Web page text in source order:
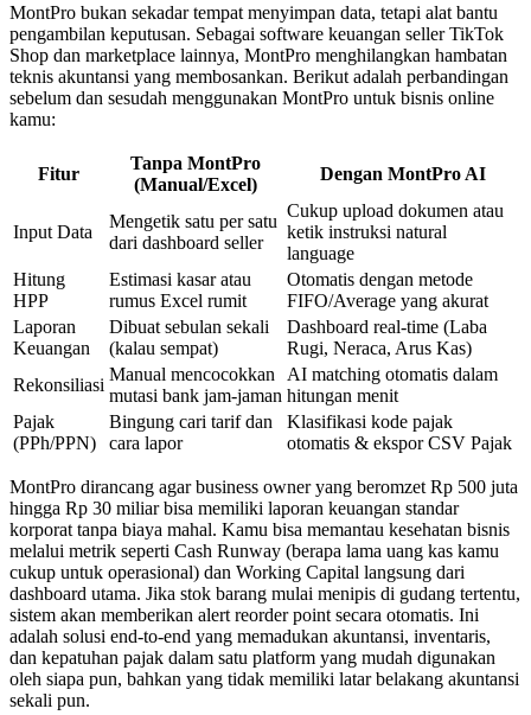
MontPro bukan sekadar tempat menyimpan data, tetapi alat bantu
pengambilan keputusan. Sebagai software keuangan seller TikTok
Shop dan marketplace lainnya, MontPro menghilangkan hambatan
teknis akuntansi yang membosankan. Berikut adalah perbandingan
sebelum dan sesudah menggunakan MontPro untuk bisnis online
kamu:
Fitur
Tanpa MontPro
(Manual/Excel)
Dengan MontPro AI
Input Data
Mengetik satu per satu
dari dashboard seller
Cukup upload dokumen atau
ketik instruksi natural
language
Hitung
HPP
Estimasi kasar atau
rumus Excel rumit
Otomatis dengan metode
FIFO/Average yang akurat
Laporan
Keuangan
Dibuat sebulan sekali
(kalau sempat)
Dashboard real-time (Laba
Rugi, Neraca, Arus Kas)
Rekonsiliasi
Manual mencocokkan
mutasi bank jam-jaman
AI matching otomatis dalam
hitungan menit
Pajak
(PPh/PPN)
Bingung cari tarif dan
cara lapor
Klasifikasi kode pajak
otomatis & ekspor CSV Pajak
MontPro dirancang agar business owner yang beromzet Rp 500 juta
hingga Rp 30 miliar bisa memiliki laporan keuangan standar
korporat tanpa biaya mahal. Kamu bisa memantau kesehatan bisnis
melalui metrik seperti Cash Runway (berapa lama uang kas kamu
cukup untuk operasional) dan Working Capital langsung dari
dashboard utama. Jika stok barang mulai menipis di gudang tertentu,
sistem akan memberikan alert reorder point secara otomatis. Ini
adalah solusi end-to-end yang memadukan akuntansi, inventaris,
dan kepatuhan pajak dalam satu platform yang mudah digunakan
oleh siapa pun, bahkan yang tidak memiliki latar belakang akuntansi
sekali pun.